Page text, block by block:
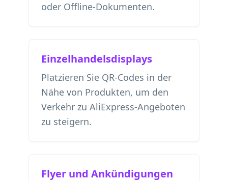
oder Offline-Dokumenten.
Einzelhandelsdisplays
Platzieren Sie QR-Codes in der
Nähe von Produkten, um den
Verkehr zu AliExpress-Angeboten
zu steigern.
Flyer und Ankündigungen